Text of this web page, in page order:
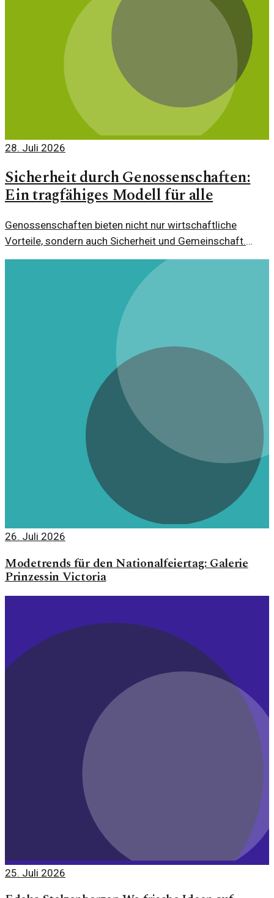
28. Juli 2026
Sicherheit durch Genossenschaften:
Ein tragfähiges Modell für alle
Genossenschaften bieten nicht nur wirtschaftliche
Vorteile, sondern auch Sicherheit und Gemeinschaft.
Doch ist das Konzept noch zeitgemäß?
26. Juli 2026
Modetrends für den Nationalfeiertag: Galerie
Prinzessin Victoria
25. Juli 2026